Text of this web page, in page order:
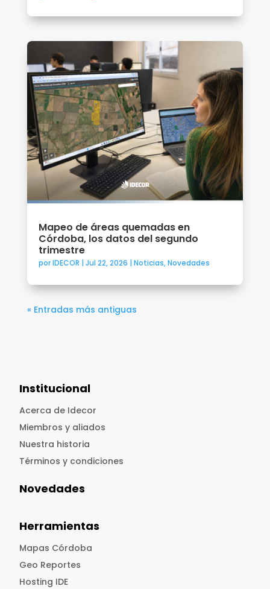
Mapeo de áreas quemadas en
Córdoba, los datos del segundo
trimestre
porIDECOR | Jul 22, 2026 | Noticias,Novedades
« Entradas más antiguas
Institucional
Acerca de Idecor
Miembros y aliados
Nuestra historia
Términos y condiciones
Novedades
Herramientas
Mapas Córdoba
Geo Reportes
Hosting IDE